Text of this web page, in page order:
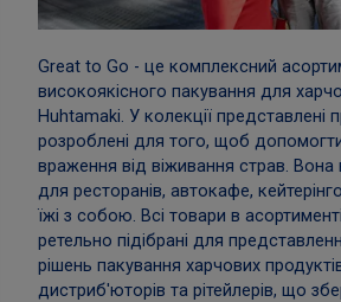
Great to Go - це комплексний
високоякісного пакування для
Huhtamaki. У колекції представлені
розроблені для того, щоб
враження від віживання страв.
для ресторанів, автокафе,
їжі з собою. Всі товари в
ретельно підібрані для
рішень пакування харчових
дистриб'юторів та рітейлерів, що